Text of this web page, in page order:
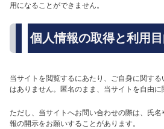
用になることができません。
個人情報の取得と利用
当サイトを閲覧するにあたり、ご自身に関す
はありません。匿名のまま、当サイトを自由に
ただし、当サイトへお問い合わせの際は、氏
報の開示をお願いすることがあります。